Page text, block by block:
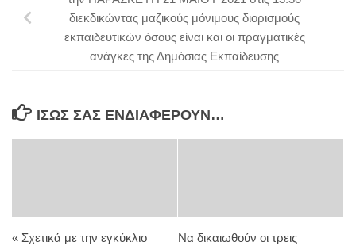
διεκδικώντας μαζικούς μόνιμους διορισμούς
εκπαιδευτικών όσους είναι και οι πραγματικές
ανάγκες της Δημόσιας Εκπαίδευσης
ΊΣΩΣ ΣΑΣ ΕΝΔΙΑΦΈΡΟΥΝ…
« Σχετικά με την εγκύκλιο
Να δικαιωθούν οι τρεις